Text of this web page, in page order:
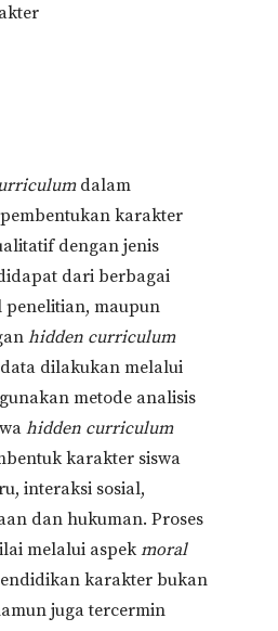
dalam
karakter
dengan jenis
dari berbagai
maupun
hidden curriculum
dilakukan melalui
metode analisis
hidden curriculum
karakter siswa
interaksi sosial,
dan hukuman. Proses
melalui aspekmoral
karakter bukan
juga tercermin